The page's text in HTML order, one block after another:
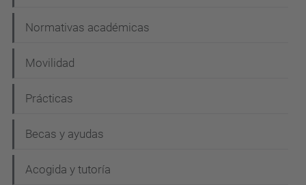
Normativas académicas
Movilidad
Prácticas
Becas y ayudas
Acogida y tutoría